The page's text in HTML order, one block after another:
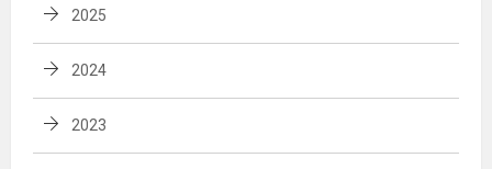
2025
2024
2023